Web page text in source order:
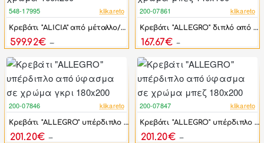
-44%
548-17995 klikareto
Κρεβάτι "ALICIA" από μέταλλο/μασίφ σε φυσικό χρώμα 160x200
599.92€
-46%
200-07861 klikareto
Κρεβάτι "ALLEGRO" διπλό από ύφασμα σε χρώμα μπεζ 140x190
167.67€
-46%
200-07846 klikareto
Κρεβάτι "ALLEGRO" υπέρδιπλο από ύφασμα σε χρώμα γκρι 180x200
201.20€
-46%
200-07847 klikareto
Κρεβάτι "ALLEGRO" υπέρδιπλο από ύφασμα σε χρώμα μπεζ 180x200
201.20€